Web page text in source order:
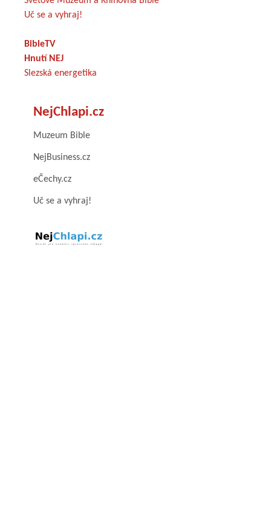
Uč se a vyhraj!
BibleTV
Hnutí NEJ
Slezská energetika
NejChlapi.cz
Muzeum Bible
NejBusiness.cz
eČechy.cz
Uč se a vyhraj!